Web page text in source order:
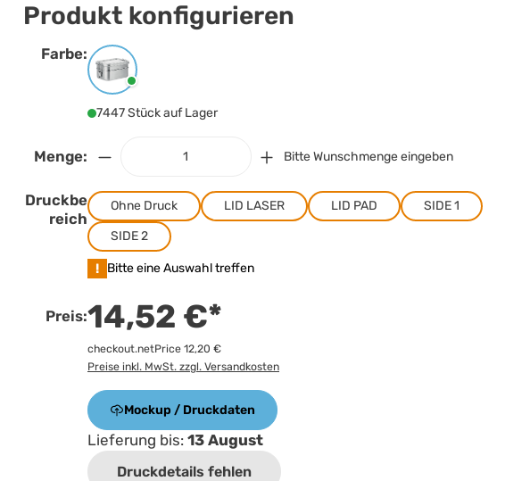
Produkt konfigurieren
Farbe:Farbe
Mattsilber
7447 Stück auf Lager
Menge: Bitte Wunschmenge eingeben
Druckbe
reich
Ohne Druck LID LASER LID PAD
SIDE 1
SIDE 2
! Bitte eine Auswahl treffen
Preis:14,52 €*
checkout.netPrice 12,20 €
Preise inkl. MwSt. zzgl. Versandkosten
Mockup / Druckdaten
Lieferung bis: 13 August
Druckdetails fehlen